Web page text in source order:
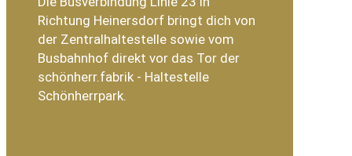
Richtung Heinersdorf bringt dich von
der Zentralhaltestelle sowie vom
Busbahnhof direkt vor das Tor der
schönherr.fabrik - Haltestelle
Schönherrpark.